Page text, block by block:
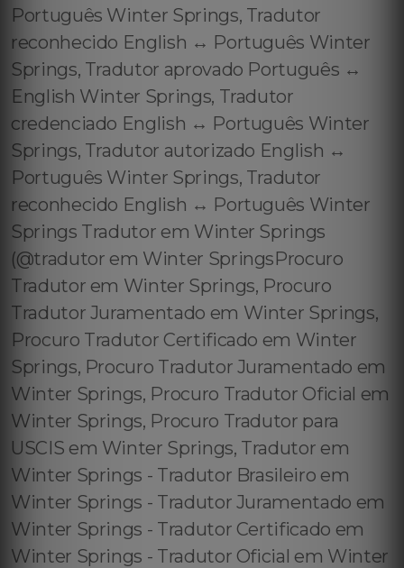
Português Winter Springs, Tradutor
reconhecido English ↔️ Português Winter
Springs, Tradutor aprovado Português ↔️
English Winter Springs, Tradutor
credenciado English ↔️ Português Winter
Springs, Tradutor autorizado English ↔️
Português Winter Springs, Tradutor
reconhecido English ↔️ Português Winter
Springs Tradutor em Winter Springs
(@tradutor em Winter SpringsProcuro
Tradutor em Winter Springs, Procuro
Tradutor Juramentado em Winter Springs,
Procuro Tradutor Certificado em Winter
Springs, Procuro Tradutor Juramentado em
Winter Springs, Procuro Tradutor Oficial em
Winter Springs, Procuro Tradutor para
USCIS em Winter Springs, Tradutor em
Winter Springs - Tradutor Brasileiro em
Winter Springs - Tradutor Juramentado em
Winter Springs - Tradutor Certificado em
Winter Springs - Tradutor Oficial em Winter